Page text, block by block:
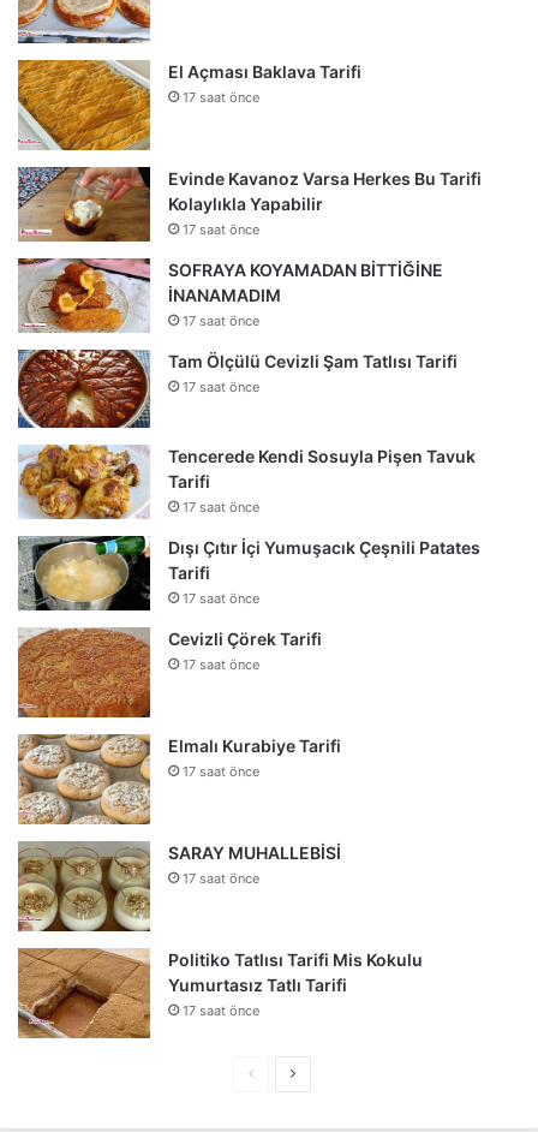
El Açması Baklava Tarifi
17 saat önce
Evinde Kavanoz Varsa Herkes Bu Tarifi
Kolaylıkla Yapabilir
17 saat önce
SOFRAYA KOYAMADAN BİTTİĞİNE
İNANAMADIM
17 saat önce
Tam Ölçülü Cevizli Şam Tatlısı Tarifi
17 saat önce
Tencerede Kendi Sosuyla Pişen Tavuk
Tarifi
17 saat önce
Dışı Çıtır İçi Yumuşacık Çeşnili Patates
Tarifi
17 saat önce
Cevizli Çörek Tarifi
17 saat önce
Elmalı Kurabiye Tarifi
17 saat önce
SARAY MUHALLEBİSİ
17 saat önce
Politiko Tatlısı Tarifi Mis Kokulu
Yumurtasız Tatlı Tarifi
17 saat önce
ÖncekiSonraki